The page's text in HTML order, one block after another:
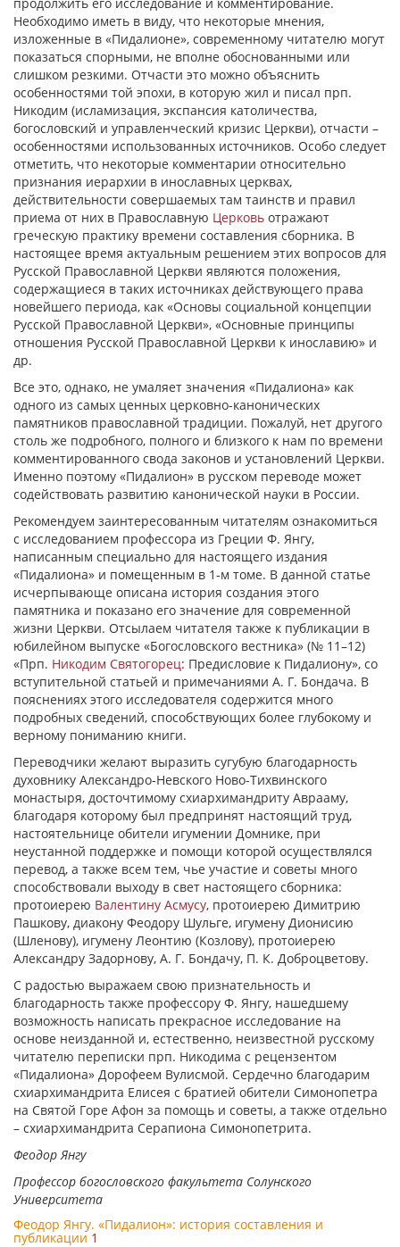
Необходимо иметь в виду, что некоторые мнения,
изложенные в «Пидалионе», современному читателю могут
показаться спорными, не вполне обоснованными или
слишком резкими. Отчасти это можно объяснить
особенностями той эпохи, в которую жил и писал прп.
Никодим (исламизация, экспансия католичества,
богословский и управленческий кризис Церкви), отчасти –
особенностями использованных источников. Особо следует
отметить, что некоторые комментарии относительно
признания иерархии в инославных церквах,
действительности совершаемых там таинств и правил
приема от них в Православную Церковь отражают
греческую практику времени составления сборника. В
настоящее время актуальным решением этих вопросов для
Русской Православной Церкви являются положения,
содержащиеся в таких источниках действующего права
новейшего периода, как «Основы социальной концепции
Русской Православной Церкви», «Основные принципы
отношения Русской Православной Церкви к инославию» и
др.
Все это, однако, не умаляет значения «Пидалиона» как
одного из самых ценных церковно-канонических
памятников православной традиции. Пожалуй, нет другого
столь же подробного, полного и близкого к нам по времени
комментированного свода законов и установлений Церкви.
Именно поэтому «Пидалион» в русском переводе может
содействовать развитию канонической науки в России.
Рекомендуем заинтересованным читателям ознакомиться
с исследованием профессора из Греции Ф. Янгу,
написанным специально для настоящего издания
«Пидалиона» и помещенным в 1-м томе. В данной статье
исчерпывающе описана история создания этого
памятника и показано его значение для современной
жизни Церкви. Отсылаем читателя также к публикации в
юбилейном выпуске «Богословского вестника» (№ 11–12)
«Прп. Никодим Святогорец: Предисловие к Пидалиону», со
вступительной статьей и примечаниями А. Г. Бондача. В
пояснениях этого исследователя содержится много
подробных сведений, способствующих более глубокому и
верному пониманию книги.
Переводчики желают выразить сугубую благодарность
духовнику Александро-Невского Ново-Тихвинского
монастыря, досточтимому схиархимандриту Аврааму,
благодаря которому был предпринят настоящий труд,
настоятельнице обители игумении Домнике, при
неустанной поддержке и помощи которой осуществлялся
перевод, а также всем тем, чье участие и советы много
способствовали выходу в свет настоящего сборника:
протоиерею Валентину Асмусу, протоиерею Димитрию
Пашкову, диакону Феодору Шульге, игумену Дионисию
(Шленову), игумену Леонтию (Козлову), протоиерею
Александру Задорнову, А. Г. Бондачу, П. К. Доброцветову.
С радостью выражаем свою признательность и
благодарность также профессору Ф. Янгу, нашедшему
возможность написать прекрасное исследование на
основе неизданной и, естественно, неизвестной русскому
читателю переписки прп. Никодима с рецензентом
«Пидалиона» Дорофеем Вулисмой. Сердечно благодарим
схиархимандрита Елисея с братией обители Симонопетра
на Святой Горе Афон за помощь и советы, а также отдельно
– схиархимандрита Серапиона Симонопетрита.
Феодор Янгу
Профессор богословского факультета Солунского
Университета
Феодор Янгу. «Пидалион»: история составления и
публикации 1